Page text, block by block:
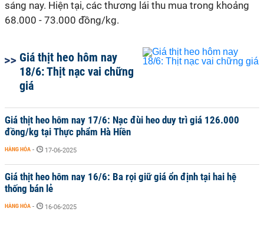
sáng nay. Hiện tại, các thương lái thu mua trong khoảng
68.000 - 73.000 đồng/kg.
Giá thịt heo hôm nay
18/6: Thịt nạc vai chững
giá
Giá thịt heo hôm nay 17/6: Nạc đùi heo duy trì giá 126.000
đồng/kg tại Thực phẩm Hà Hiền
HÀNG HÓA - 17-06-2025
Giá thịt heo hôm nay 16/6: Ba rọi giữ giá ổn định tại hai hệ
thống bán lẻ
HÀNG HÓA - 16-06-2025